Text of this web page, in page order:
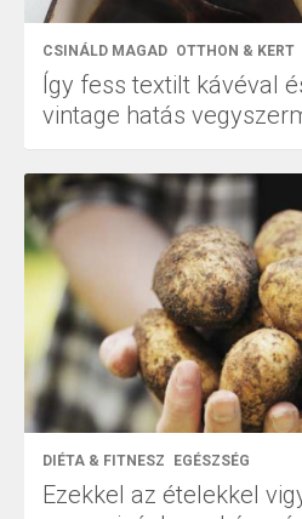
CSINÁLD MAGAD OTTHON & KERT
Így fess textilt kávéval
vintage hatás
DIÉTA & FITNESZ EGÉSZSÉG
Ezekkel az ételekkel